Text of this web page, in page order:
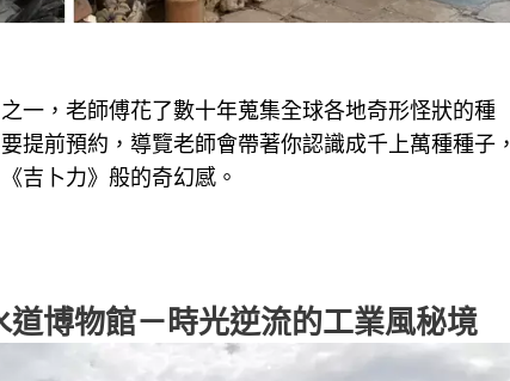
一，老師傅花了數十年蒐集全球各地奇形怪狀的種
提前預約，導覽老師會帶著你認識成千上萬種種子，
吉卜力》般的奇幻感。
博物館－時光逆流的工業風秘境